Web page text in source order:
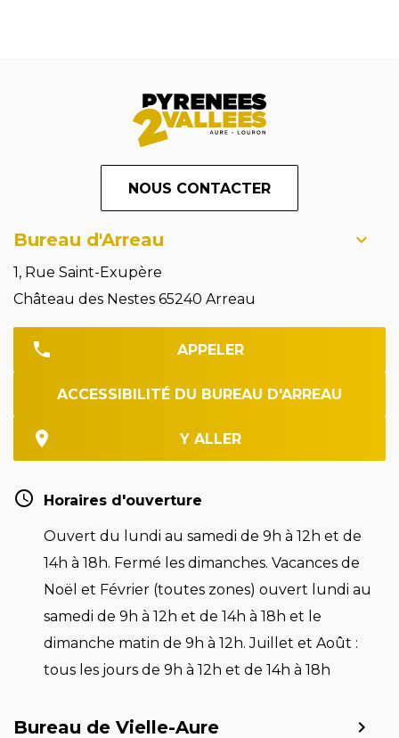
NOUS CONTACTER
Bureau d'Arreau
1, Rue Saint-Exupère
Château des Nestes 65240 Arreau
APPELER
ACCESSIBILITÉ DU BUREAU D'ARREAU
Y ALLER
Horaires d'ouverture
Ouvert du lundi au samedi de 9h à 12h et de
14h à 18h. Fermé les dimanches. Vacances de
Noël et Février (toutes zones) ouvert lundi au
samedi de 9h à 12h et de 14h à 18h et le
dimanche matin de 9h à 12h. Juillet et Août :
tous les jours de 9h à 12h et de 14h à 18h
Bureau de Vielle-Aure